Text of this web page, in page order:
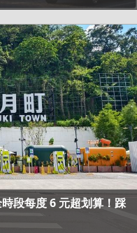
段每度 6 元超划算！踩